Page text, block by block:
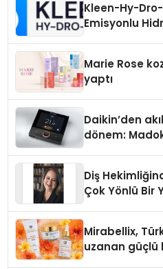
Kleen-Hy-Dro-
Emisyonlu
Marie Rose
yaptı
Daikin’den
dönem:
Diş
Çok Yönlü Bir
Mirabellix,
uzanan güçlü